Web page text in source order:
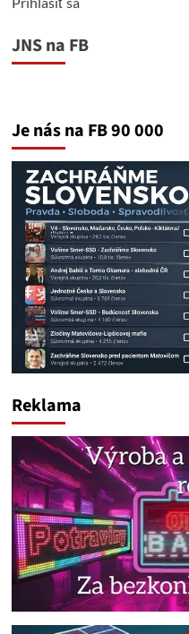
JNS na FB
Je nás na FB 90 000
Reklama